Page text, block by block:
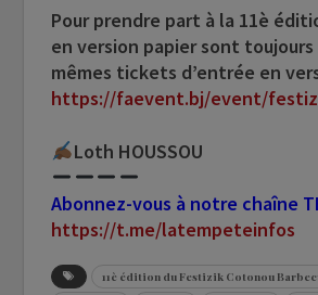
Pour prendre part à la 11è
en version papier sont
mêmes tickets d’entrée en
https://faevent.bj/event/
Loth HOUSSOU
Abonnez-vous à notre chaîne
https://t.me/latempeteinfos
11è édition du Festizik Cotonou